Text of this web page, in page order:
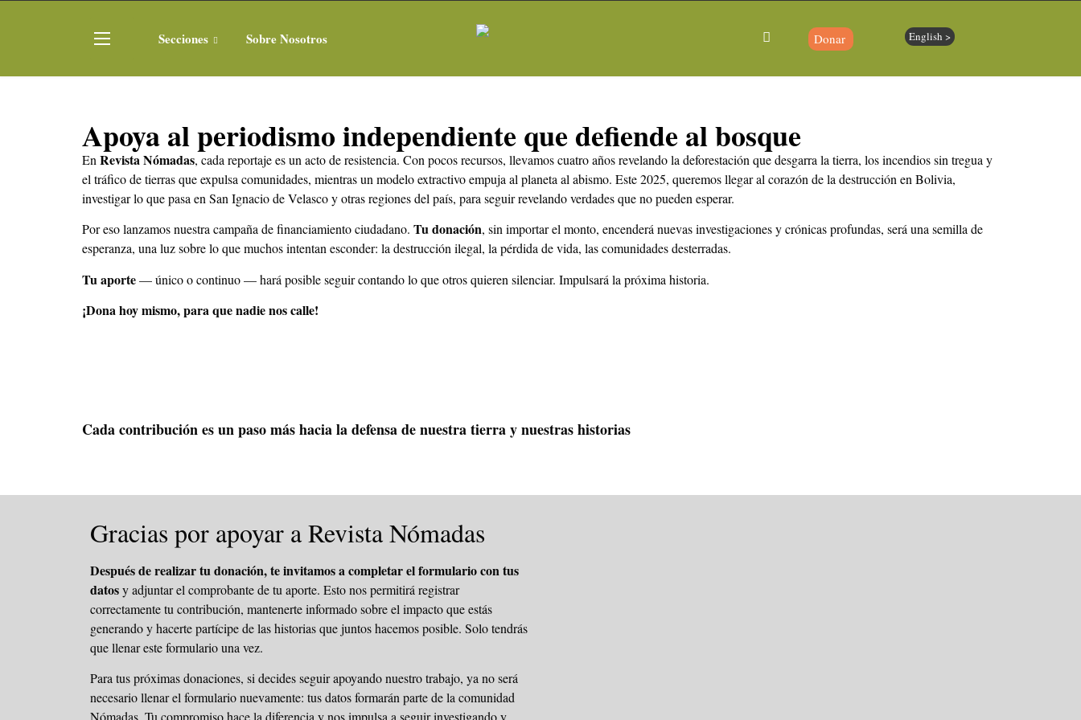
Secciones Sobre Nosotros Donar English >
Apoya al periodismo independiente que defiende al bosque
En Revista Nómadas, cada reportaje es un acto de resistencia. Con pocos recursos, llevamos cuatro años revelando la deforestación que desgarra la tierra, los incendios sin tregua y
el tráfico de tierras que expulsa comunidades, mientras un modelo extractivo empuja al planeta al abismo. Este 2025, queremos llegar al corazón de la destrucción en Bolivia,
investigar lo que pasa en San Ignacio de Velasco y otras regiones del país, para seguir revelando verdades que no pueden esperar.
Por eso lanzamos nuestra campaña de financiamiento ciudadano. Tu donación, sin importar el monto, encenderá nuevas investigaciones y crónicas profundas, será una semilla de
esperanza, una luz sobre lo que muchos intentan esconder: la destrucción ilegal, la pérdida de vida, las comunidades desterradas.
Tu aporte— único o continuo — hará posible seguir contando lo que otros quieren silenciar. Impulsará la próxima historia.
¡Dona hoy mismo, para que nadie nos calle!
Cada contribución es un paso más hacia la defensa de nuestra tierra y nuestras historias
Gracias por apoyar a Revista Nómadas
Después de realizar tu donación, te invitamos a completar el formulario con tus
datosy adjuntar el comprobante de tu aporte. Esto nos permitirá registrar
correctamente tu contribución, mantenerte informado sobre el impacto que estás
generando y hacerte partícipe de las historias que juntos hacemos posible. Solo tendrás
que llenar este formulario una vez.
Para tus próximas donaciones, si decides seguir apoyando nuestro trabajo, ya no será
necesario llenar el formulario nuevamente: tus datos formarán parte de la comunidad